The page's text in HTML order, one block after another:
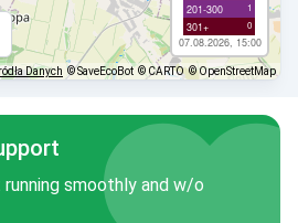
201-300 1
301+ 0
07.08.2026, 15:00
Danych © SaveEcoBot © CARTO © OpenStreetMap
smoothly and w/o